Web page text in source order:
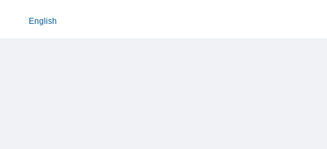
English